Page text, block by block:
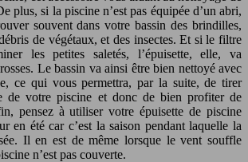
plus, si la piscine n’est pas équipée d’un abri,
souvent dans votre bassin des brindilles,
de végétaux, et des insectes. Et si le filtre
les petites saletés, l’épuisette, elle, va
Le bassin va ainsi être bien nettoyé avec
ce qui vous permettra, par la suite, de tirer
de votre piscine et donc de bien profiter de
pensez à utiliser votre épuisette de piscine
en été car c’est la saison pendant laquelle la
Il en est de même lorsque le vent souffle
n’est pas couverte.